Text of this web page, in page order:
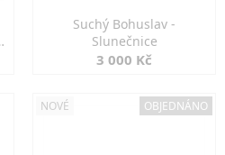
Suchý Bohuslav -
Slunečnice
3 000 Kč
NOVÉ OBJEDNÁNO